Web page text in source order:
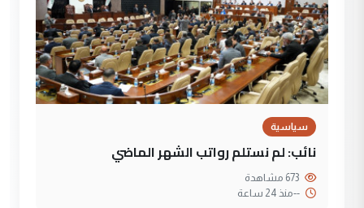
سياسية
نائب: لم نستلم رواتب الشهر الماضي
--منذ 24 ساعة